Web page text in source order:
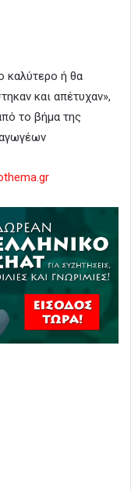
καλύτερο ή θα
και απέτυχαν»,
το βήμα της